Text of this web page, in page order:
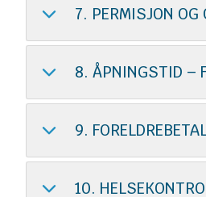
7. PERMISJON OG
8. ÅPNINGSTID –
9.
10.